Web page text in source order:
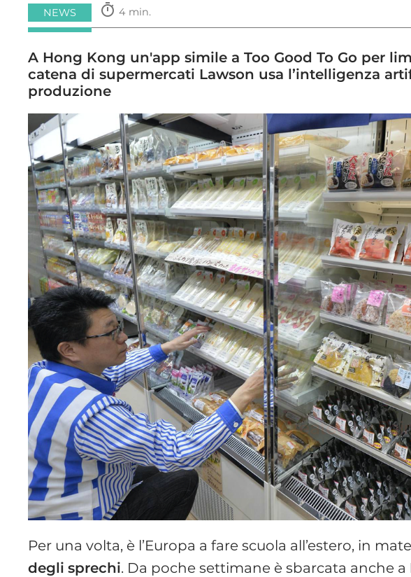
NEWS timer 4 min.
A Hong Kong un'app simile a Too Good To Go per
catena di supermercati Lawson usa l’intelligenza
produzione
Per una volta, è l’Europa a fare scuola all’estero, in
degli sprechi. Da poche settimane è sbarcata anche a